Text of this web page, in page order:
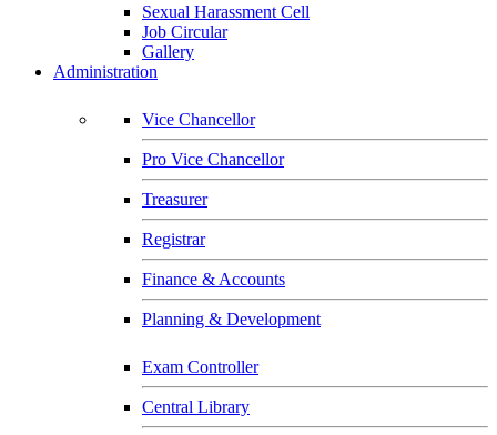
Sexual Harassment Cell
Job Circular
Gallery
Administration
Vice Chancellor
Pro Vice Chancellor
Treasurer
Registrar
Finance & Accounts
Planning & Development
Exam Controller
Central Library